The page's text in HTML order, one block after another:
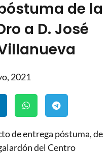
de la
a D. José
2021
de entrega póstuma, de
del Centro